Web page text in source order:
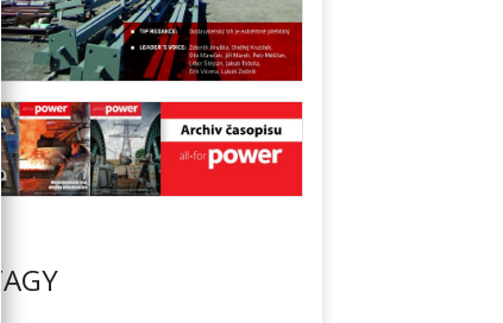
TAGY